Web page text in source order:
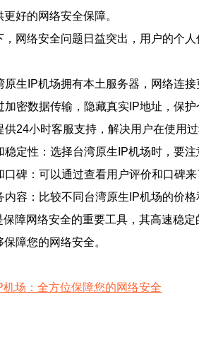
好的网络安全保障。
，网络安全问题日益突出，用户的个
原生IP机场拥有本土服务器，网络连
加密数据传输，隐藏真实IP地址，保
供24小时客服支持，解决用户在使用
稳定性：选择台湾原生IP机场时，要
口碑：可以通过查看用户评价和口碑
内容：比较不同台湾原生IP机场的价
保障网络安全的重要工具，其高速稳
障您的网络安全。
机场：全方位保障您的网络安全